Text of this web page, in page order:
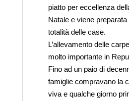
piatto per eccellenza
Natale e viene preparata
totalità delle case.
L’allevamento delle
molto importante in
Fino ad un paio di
famiglie compravano la
viva e qualche giorno